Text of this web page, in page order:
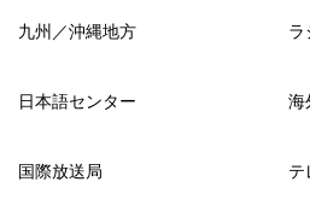
九州／沖縄地方 ラ
日本語センター 海
国際放送局 テ